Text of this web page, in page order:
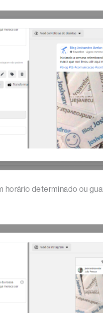
determinado ou